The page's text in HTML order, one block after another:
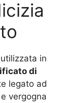
in
di
legato ad
vergogna